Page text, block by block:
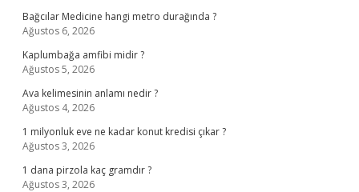
Bağcılar Medicine hangi metro durağında ?
Ağustos 6, 2026
Kaplumbağa amfibi midir ?
Ağustos 5, 2026
Ava kelimesinin anlamı nedir ?
Ağustos 4, 2026
1 milyonluk eve ne kadar konut kredisi çıkar ?
Ağustos 3, 2026
1 dana pirzola kaç gramdır ?
Ağustos 3, 2026